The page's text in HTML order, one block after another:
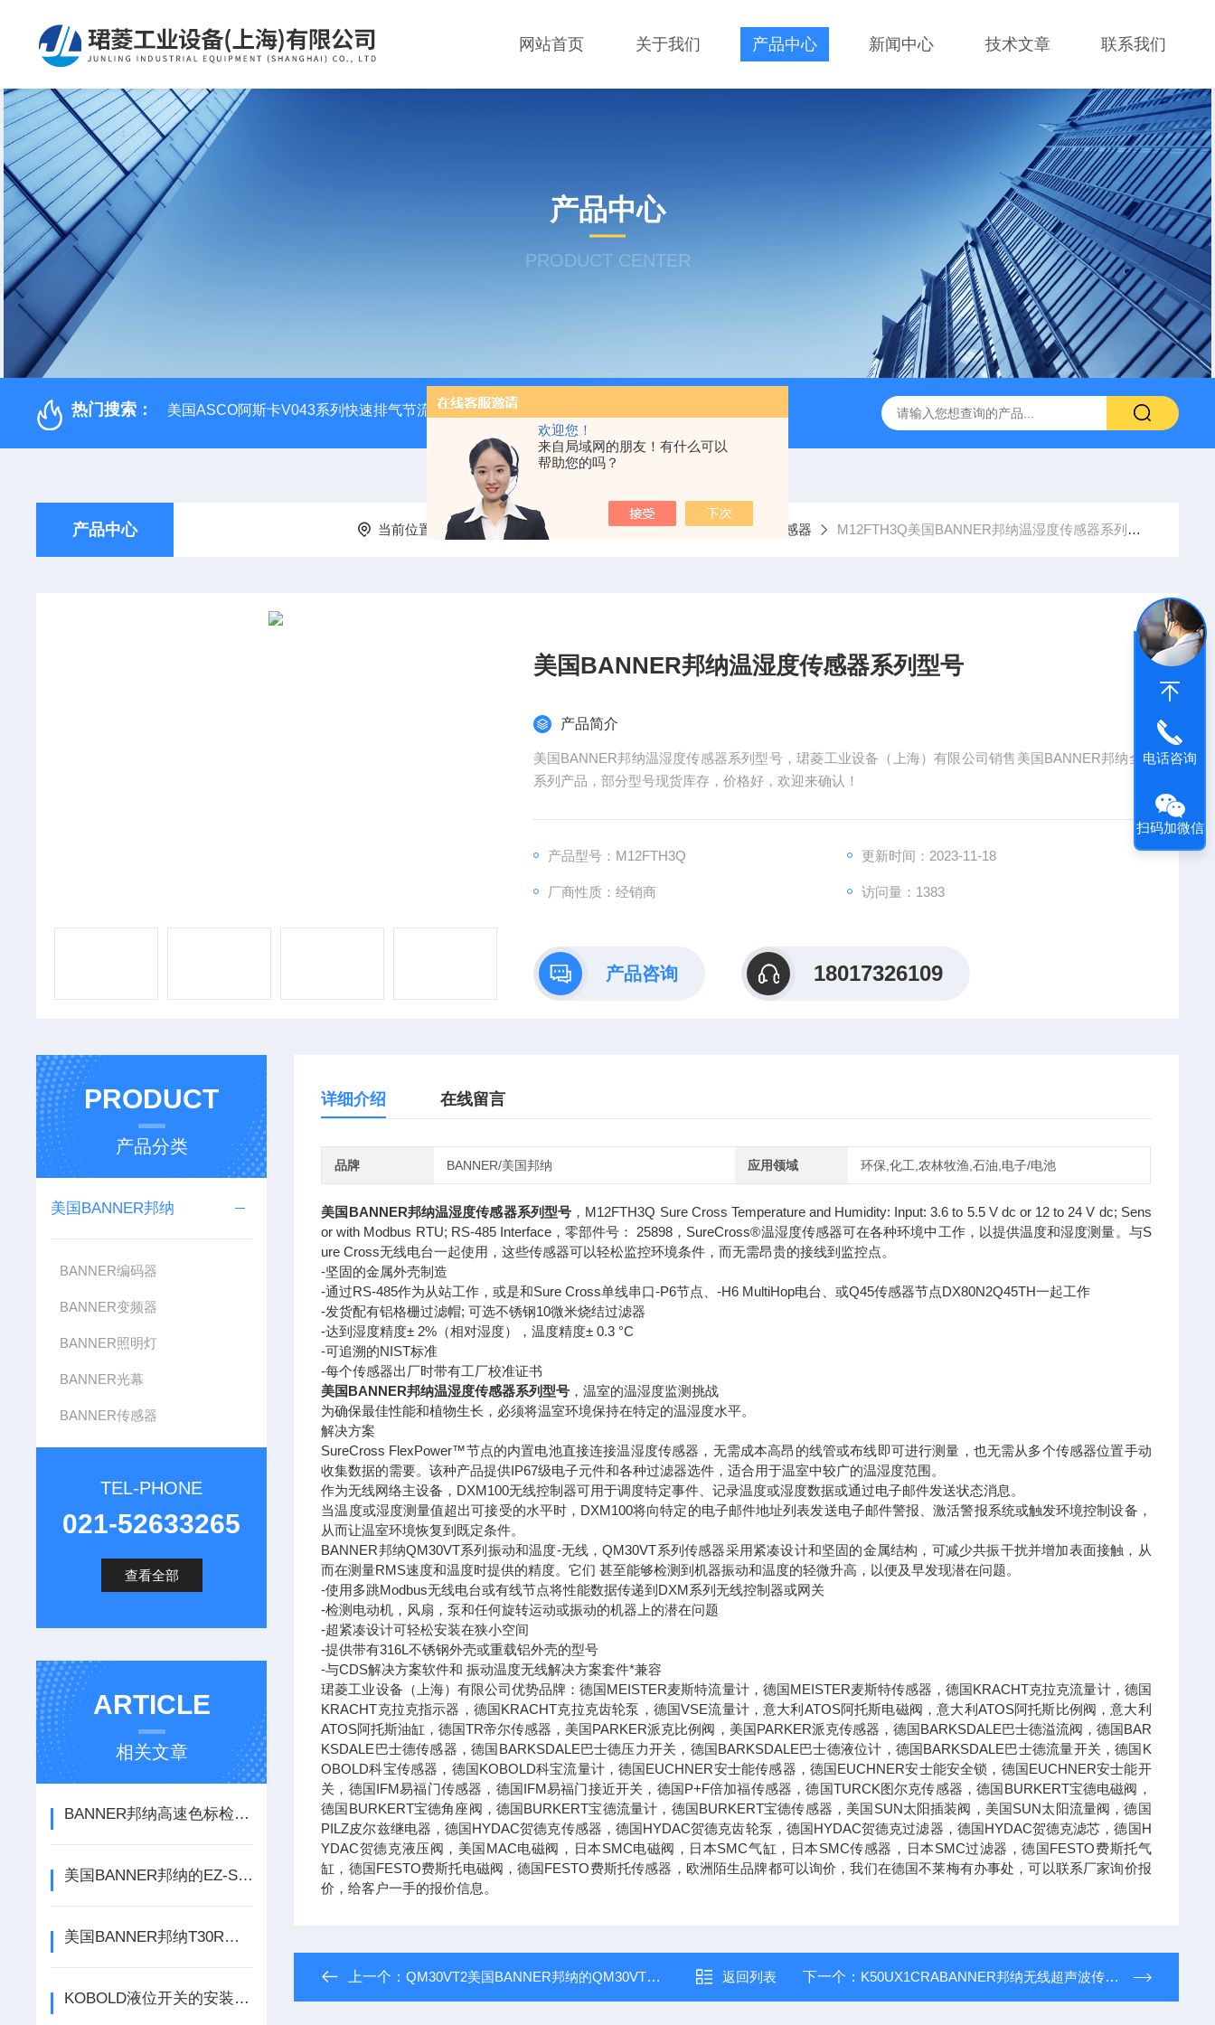
欢迎您！
来自局域网的朋友！有什么可以
帮助您的吗？
网站首页 关于我们 产品中心 新闻中心 技术文章 联系我们
产品中心
PRODUCT CENTER
热门搜索： 美国ASCO阿斯卡V043系列快速排气节流阀 RVM/U-2/1 G 1/2MEISTER流量传感器 HEIDENHAIN海德汉角度编码器全系列介绍 0631-053BARKSDALE
产品中心 当前位置： 首页 产品中心 美国BANNER邦纳 BANNER传感器 M12FTH3Q美国BANNER邦纳温湿度传感器系列型号
美国BANNER邦纳温湿度传感器系列型号
产品简介
美国BANNER邦纳温湿度传感器系列型号，珺菱工业设备（上海）有限公司销售美国BANNER邦纳全
系列产品，部分型号现货库存，价格好，欢迎来确认！
产品型号：M12FTH3Q 更新时间：2023-11-18
厂商性质：经销商 访问量：1383
产品咨询 18017326109
PRODUCT
产品分类
美国BANNER邦纳
BANNER编码器
BANNER变频器
BANNER照明灯
BANNER光幕
BANNER传感器
TEL-PHONE
021-52633265
查看全部
ARTICLE
相关文章
BANNER邦纳高速色标检测Q3XTBLD50-Q8
美国BANNER邦纳的EZ-Screen LS安全光幕选购问题
美国BANNER邦纳T30R传感器可防止碰撞方案
KOBOLD液位开关的安装方法及注意事项分析
详细介绍 在线留言
品牌 BANNER/美国邦纳 应用领域 环保,化工,农林牧渔,石油,电子/电池
美国BANNER邦纳温湿度传感器系列型号 ，M12FTH3Q Sure Cross Temperature and Humidity: Input: 3.6 to 5.5 V dc or 12 to 24 V dc; Sens
or with Modbus RTU; RS-485 Interface，零部件号： 25898，SureCross®温湿度传感器可在各种环境中工作，以提供温度和湿度测量。与S
ure Cross无线电台一起使用，这些传感器可以轻松监控环境条件，而无需昂贵的接线到监控点。
-坚固的金属外壳制造
-通过RS-485作为从站工作，或是和Sure Cross单线串口-P6节点、-H6 MultiHop电台、或Q45传感器节点DX80N2Q45TH一起工作
-发货配有铝格栅过滤帽; 可选不锈钢10微米烧结过滤器
-达到湿度精度± 2%（相对湿度），温度精度± 0.3 °C
-可追溯的NIST标准
-每个传感器出厂时带有工厂校准证书
美国BANNER邦纳温湿度传感器系列型号 ，温室的温湿度监测挑战
为确保最佳性能和植物生长，必须将温室环境保持在特定的温湿度水平。
解决方案
SureCross FlexPower™节点的内置电池直接连接温湿度传感器，无需成本高昂的线管或布线即可进行测量，也无需从多个传感器位置手动
收集数据的需要。该种产品提供IP67级电子元件和各种过滤器选件，适合用于温室中较广的温湿度范围。
作为无线网络主设备，DXM100无线控制器可用于调度特定事件、记录温度或湿度数据或通过电子邮件发送状态消息。
当温度或湿度测量值超出可接受的水平时，DXM100将向特定的电子邮件地址列表发送电子邮件警报、激活警报系统或触发环境控制设备，
从而让温室环境恢复到既定条件。
BANNER邦纳QM30VT系列振动和温度-无线，QM30VT系列传感器采用紧凑设计和坚固的金属结构，可减少共振干扰并增加表面接触，从
而在测量RMS速度和温度时提供的精度。它们 甚至能够检测到机器振动和温度的轻微升高，以便及早发现潜在问题。
-使用多跳Modbus无线电台或有线节点将性能数据传递到DXM系列无线控制器或网关
-检测电动机，风扇，泵和任何旋转运动或振动的机器上的潜在问题
-超紧凑设计可轻松安装在狭小空间
-提供带有316L不锈钢外壳或重载铝外壳的型号
-与CDS解决方案软件和 振动温度无线解决方案套件*兼容
珺菱工业设备（上海）有限公司优势品牌：德国MEISTER麦斯特流量计，德国MEISTER麦斯特传感器，德国KRACHT克拉克流量计，德国
KRACHT克拉克指示器，德国KRACHT克拉克齿轮泵，德国VSE流量计，意大利ATOS阿托斯电磁阀，意大利ATOS阿托斯比例阀，意大利
ATOS阿托斯油缸，德国TR帝尔传感器，美国PARKER派克比例阀，美国PARKER派克传感器，德国BARKSDALE巴士德溢流阀，德国BAR
KSDALE巴士德传感器，德国BARKSDALE巴士德压力开关，德国BARKSDALE巴士德液位计，德国BARKSDALE巴士德流量开关，德国K
OBOLD科宝传感器，德国KOBOLD科宝流量计，德国EUCHNER安士能传感器，德国EUCHNER安士能安全锁，德国EUCHNER安士能开
关，德国IFM易福门传感器，德国IFM易福门接近开关，德国P+F倍加福传感器，德国TURCK图尔克传感器，德国BURKERT宝德电磁阀，
德国BURKERT宝德角座阀，德国BURKERT宝德流量计，德国BURKERT宝德传感器，美国SUN太阳插装阀，美国SUN太阳流量阀，德国
PILZ皮尔兹继电器，德国HYDAC贺德克传感器，德国HYDAC贺德克齿轮泵，德国HYDAC贺德克过滤器，德国HYDAC贺德克滤芯，德国H
YDAC贺德克液压阀，美国MAC电磁阀，日本SMC电磁阀，日本SMC气缸，日本SMC传感器，日本SMC过滤器，德国FESTO费斯托气
缸，德国FESTO费斯托电磁阀，德国FESTO费斯托传感器，欧洲陌生品牌都可以询价，我们在德国不莱梅有办事处，可以联系厂家询价报
价，给客户一手的报价信息。
上一个：QM30VT2美国BANNER邦纳的QM30VT系列振动传感器 返回列表 下一个： K50UX1CRABANNER邦纳无线超声波传感器K50U系列
电话咨询
扫码加微信